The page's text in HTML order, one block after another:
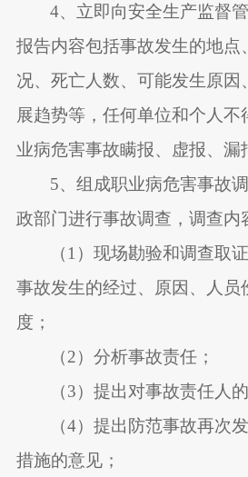
4、立即向安全生产监督
报告内容包括事故发生的地点
况、死亡人数、可能发生原因
展趋势等，任何单位和个人不
业病危害事故瞒报、虚报、漏
5、组成职业病危害事故
政部门进行事故调查，调查内
（1 ）现场勘验和调查取
事故发生的经过、原因、人员
度；
（2）分析事故责任；
（3）提出对事故责任人
（4）提出防范事故再次
措施的意见；